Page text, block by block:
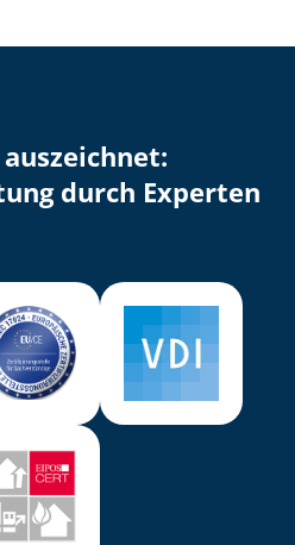
durch Experten